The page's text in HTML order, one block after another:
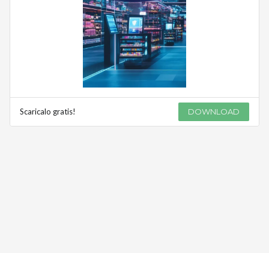
Scaricalo gratis! DOWNLOAD